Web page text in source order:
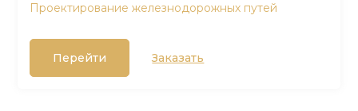
Проектирование железнодорожных путей
Перейти Заказать